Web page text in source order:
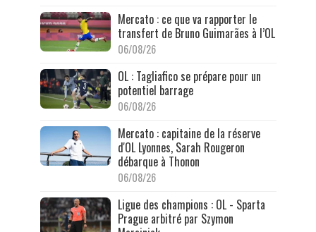
Mercato : ce que va rapporter le
transfert de Bruno Guimarães à l’OL
06/08/26
OL : Tagliafico se prépare pour un
potentiel barrage
06/08/26
Mercato : capitaine de la réserve
d'OL Lyonnes, Sarah Rougeron
débarque à Thonon
06/08/26
Ligue des champions : OL - Sparta
Prague arbitré par Szymon